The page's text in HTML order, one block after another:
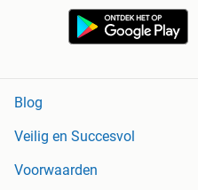
Blog
Veilig en Succesvol
Voorwaarden